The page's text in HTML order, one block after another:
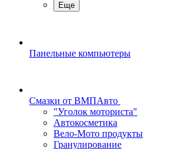
Еще
Панельные компьютеры
Смазки от ВМПАвто
"Уголок моториста"
Автокосметика
Вело-Мото продукты
Гранулирование